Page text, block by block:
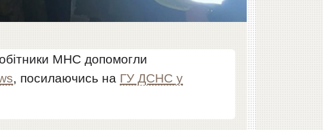
МНС допомогли
, посилаючись на ГУ ДСНС у